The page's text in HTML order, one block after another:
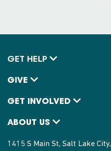
GET HELP
GIVE
GET INVOLVED
ABOUT US
1415 S Main St, Salt Lake City,